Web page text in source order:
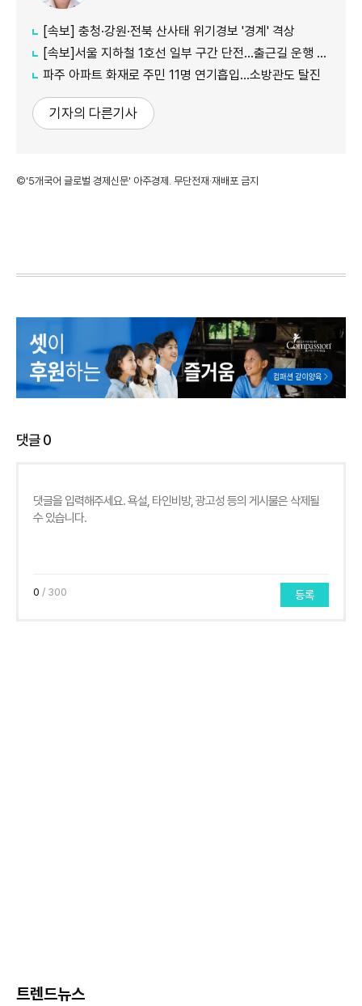
[속보] 충청·강원·전북 산사태 위기경보 '경계' 격상
[속보]서울 지하철 1호선 일부 구간 단전…출근길 운행 지연
파주 아파트 화재로 주민 11명 연기흡입…소방관도 탈진
기자의 다른기사
©'5개국어 글로벌 경제신문' 아주경제. 무단전재·재배포 금지
댓글0
0 / 300 등록
트렌드뉴스